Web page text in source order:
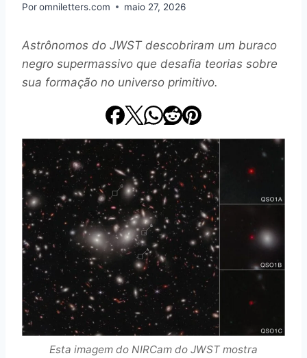
Poromniletters.com maio 27, 2026
Astrônomos do JWST descobriram um buraco
negro supermassivo que desafia teorias sobre
sua formação no universo primitivo.
Esta imagem do NIRCam do JWST mostra